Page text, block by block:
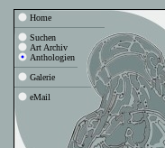
Home
Suchen
Art Archiv
Anthologien
Galerie
eMail